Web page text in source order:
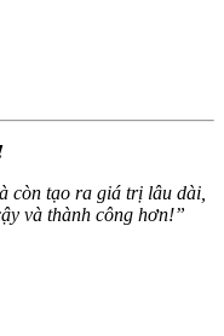
còn tạo ra giá trị lâu dài,
và thành công hơn!”